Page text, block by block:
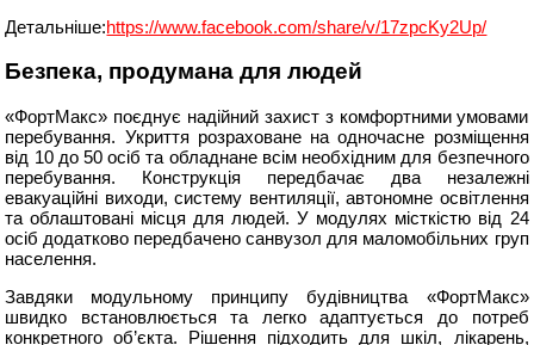
Детальніше:https://www.facebook.com/share/v/17zpcKy2Up/
Безпека, продумана для людей
«ФортМакс» поєднує надійний захист з комфортними умовами
перебування. Укриття розраховане на одночасне розміщення
від 10 до 50 осіб та обладнане всім необхідним для безпечного
перебування. Конструкція передбачає два незалежні
евакуаційні виходи, систему вентиляції, автономне освітлення
та облаштовані місця для людей. У модулях місткістю від 24
осіб додатково передбачено санвузол для маломобільних груп
населення.
Завдяки модульному принципу будівництва «ФортМакс»
швидко встановлюється та легко адаптується до потреб
конкретного об’єкта. Рішення підходить для шкіл, лікарень,